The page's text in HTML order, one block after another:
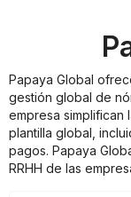
Papaya Global
gestión global de
empresa simplifican
plantilla global,
pagos. Papaya
RRHH de las